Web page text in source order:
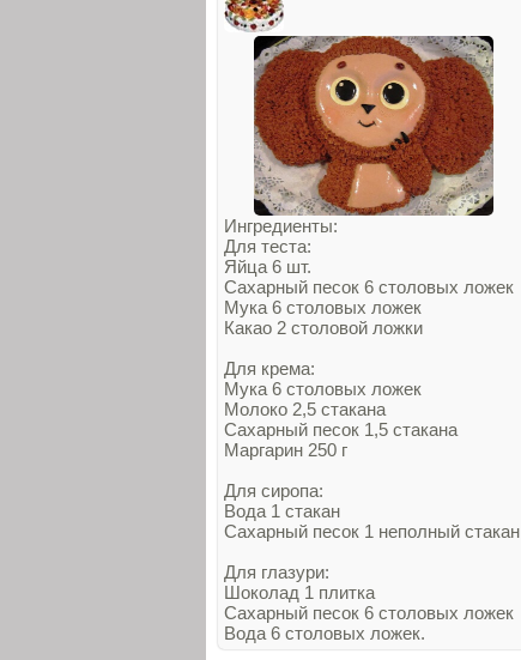
Ингредиенты:
Для теста:
Яйца 6 шт.
Сахарный песок 6 столовых ложек
Мука 6 столовых ложек
Какао 2 столовой ложки
Для крема:
Мука 6 столовых ложек
Молоко 2,5 стакана
Сахарный песок 1,5 стакана
Маргарин 250 г
Для сиропа:
Вода 1 стакан
Сахарный песок 1 неполный стакан
Для глазури:
Шоколад 1 плитка
Сахарный песок 6 столовых ложек
Вода 6 столовых ложек.